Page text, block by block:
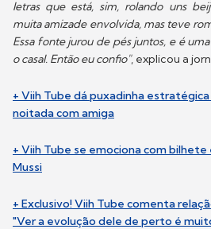
letras que está, sim, rolando uns
muita amizade envolvida, mas teve
Essa fonte jurou de pés juntos, e é
o casal. Então eu confio", explicou a
+ Viih Tube dá puxadinha
noitada com amiga
+ Viih Tube se emociona com
Mussi
+ Exclusivo! Viih Tube comenta
"Ver a evolução dele de perto é